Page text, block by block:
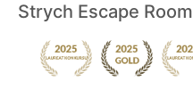
Strych Escape Room